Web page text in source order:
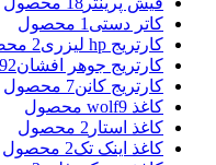
کاتر دستی 1 محصول
کارتریج hp لیزری
2 محصول
کارتریج جوهر افشان92 محصول
کارتریج کانن7 محصول
کاغذ wolf 9 محصول
کاغذ استار 2 محصول
کاغذ اینک تک2 محصول